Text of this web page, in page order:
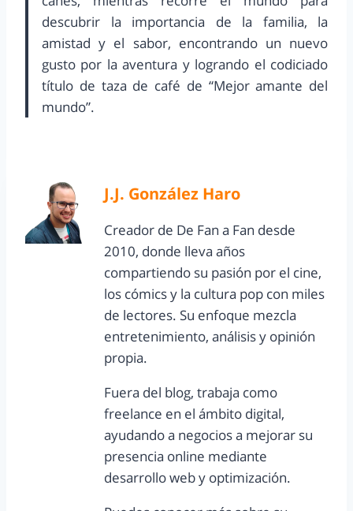
descubrir la importancia de la familia, la
amistad y el sabor, encontrando un nuevo
gusto por la aventura y logrando el codiciado
título de taza de café de “Mejor amante del
mundo”.
J.J. González Haro
Creador de De Fan a Fan desde
2010, donde lleva años
compartiendo su pasión por el cine,
los cómics y la cultura pop con miles
de lectores. Su enfoque mezcla
entretenimiento, análisis y opinión
propia.
Fuera del blog, trabaja como
freelance en el ámbito digital,
ayudando a negocios a mejorar su
presencia online mediante
desarrollo web y optimización.